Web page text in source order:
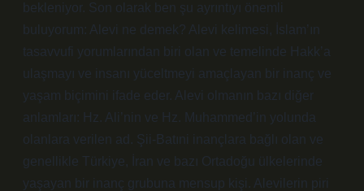
bekleniyor. Son olarak ben şu ayrıntıyı önemli
buluyorum: Alevi ne demek? Alevi kelimesi, İslam’ın
tasavvufi yorumlarından biri olan ve temelinde Hakk’a
ulaşmayı ve insanı yüceltmeyi amaçlayan bir inanç ve
yaşam biçimini ifade eder. Alevi olmanın bazı diğer
anlamları: Hz. Ali’nin ve Hz. Muhammed’in yolunda
olanlara verilen ad. Şii-Batıni inançlara bağlı olan ve
genellikle Türkiye, İran ve bazı Ortadoğu ülkelerinde
yaşayan bir inanç grubuna mensup kişi. Alevilerin piri